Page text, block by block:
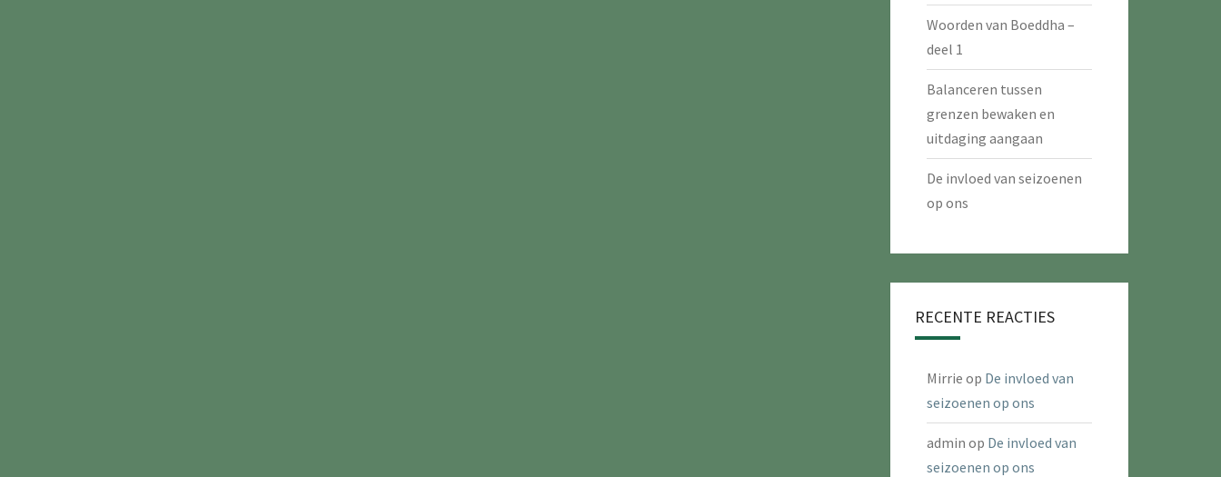
Woorden van Boeddha –
deel 1
Balanceren tussen
grenzen bewaken en
uitdaging aangaan
De invloed van seizoenen
op ons
RECENTE REACTIES
Mirrie op De invloed van
seizoenen op ons
admin op De invloed van
seizoenen op ons